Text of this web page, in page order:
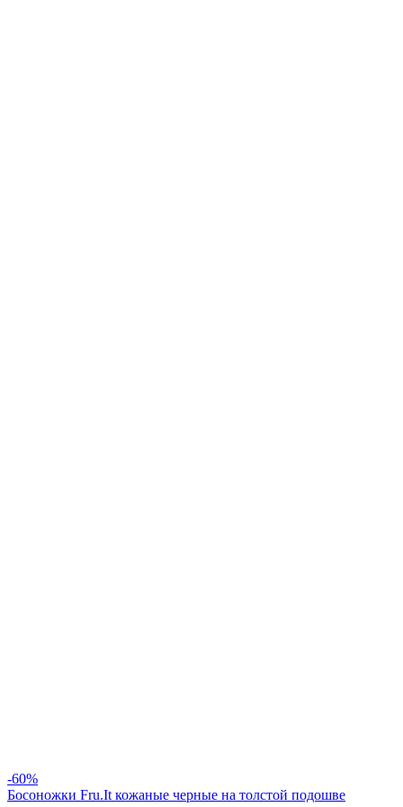
-60%
Босоножки Fru.It кожаные черные на толстой подошве